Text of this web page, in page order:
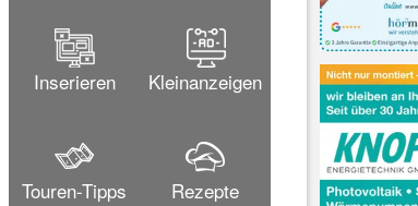
Inserieren Kleinanzeigen
Touren-Tipps Rezepte